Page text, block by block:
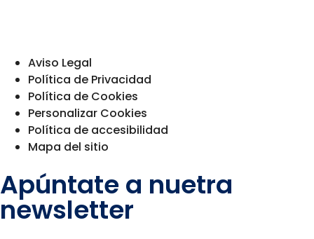
Aviso Legal
Política de Privacidad
Política de Cookies
Personalizar Cookies
Política de accesibilidad
Mapa del sitio
Apúntate a nuetra
newsletter